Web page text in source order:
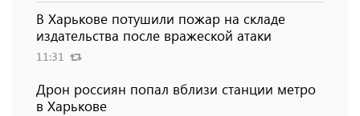
В Харькове потушили пожар на складе
издательства после вражеской атаки
11:31
Дрон россиян попал вблизи станции метро
в Харькове